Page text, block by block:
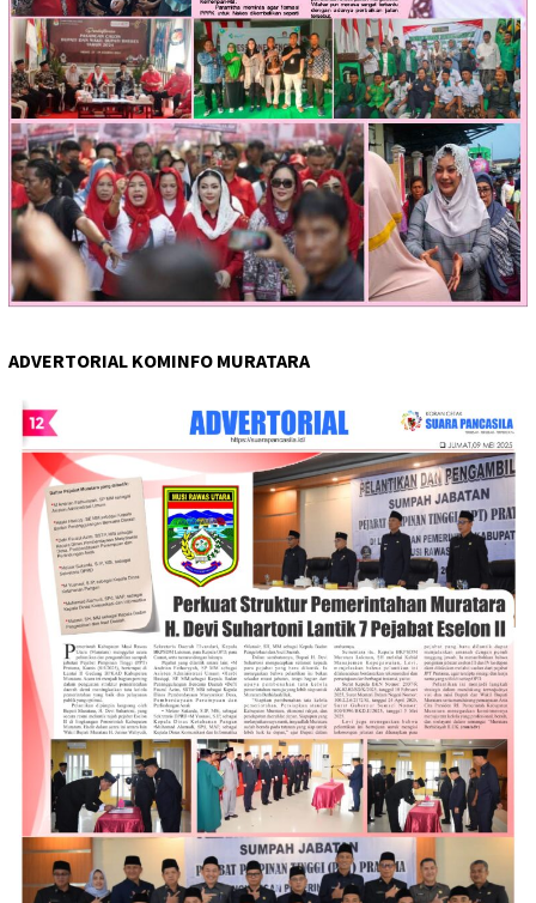
ADVERTORIAL KOMINFO MURATARA